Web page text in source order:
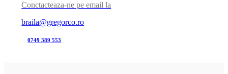
Conctacteaza-ne pe email la
braila@gregorco.ro
0749 389 553